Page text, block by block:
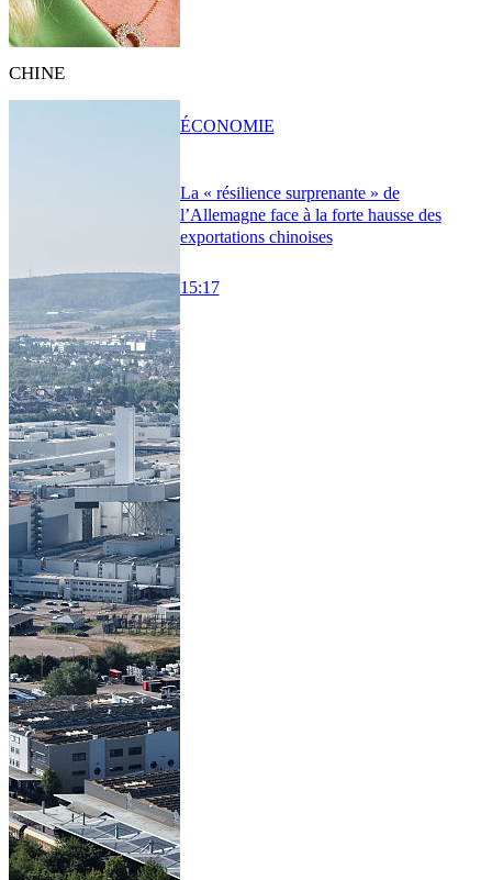
CHINE
La « résilience surprenante » de
l’Allemagne face à la forte hausse des
exportations chinoises
15:17
ÉCONOMIE